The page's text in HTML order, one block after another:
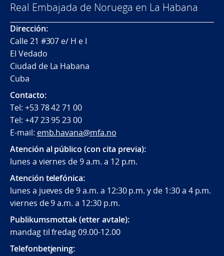
Real Embajada de Noruega en La Habana
Dirección:
Calle 21 #307 e/ H e I
El Vedado
Ciudad de La Habana
Cuba
Contacto:
Tel: +53 78 42 71 00
Tel: +47 23 95 23 00
E-mail: emb.havana@mfa.no
Atención al público (con cita previa):
lunes a viernes de 9 a.m. a 12 p.m.
Atención telefónica:
lunes a jueves de 9 a.m. a 12:30 p.m. y de 1:30 a 4 p.m.
viernes de 9 a.m. a 12:30 p.m.
Publikumsmottak (etter avtale):
mandag til fredag 09.00-12.00
Telefonbetjening: